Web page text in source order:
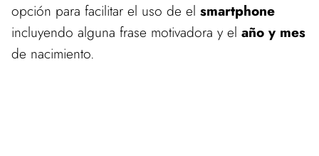
opción para facilitar el uso de el smartphone
incluyendo alguna frase motivadora y el año y mes
de nacimiento.